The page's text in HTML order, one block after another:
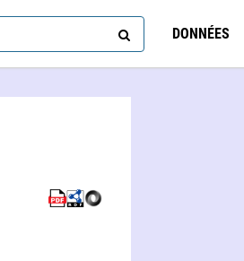
DONNÉES